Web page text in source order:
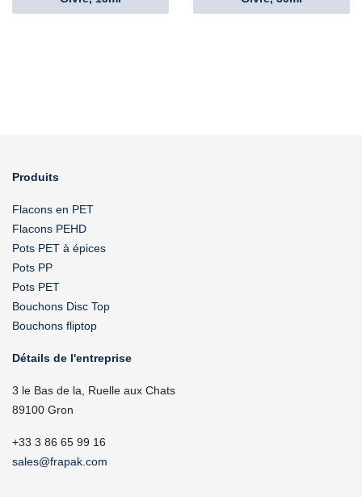
Produits
Flacons en PET
Flacons PEHD
Pots PET à épices
Pots PP
Pots PET
Bouchons Disc Top
Bouchons fliptop
Détails de l'entreprise
3 le Bas de la, Ruelle aux Chats
89100 Gron
+33 3 86 65 99 16
sales@frapak.com